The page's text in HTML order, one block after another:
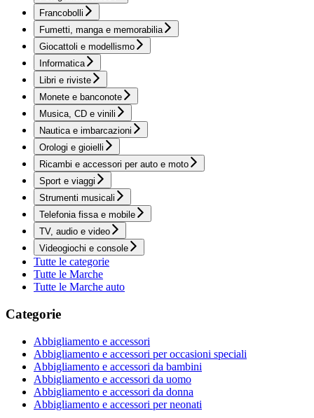
Francobolli
Fumetti, manga e memorabilia
Giocattoli e modellismo
Informatica
Libri e riviste
Monete e banconote
Musica, CD e vinili
Nautica e imbarcazioni
Orologi e gioielli
Ricambi e accessori per auto e moto
Sport e viaggi
Strumenti musicali
Telefonia fissa e mobile
TV, audio e video
Videogiochi e console
Tutte le categorie
Tutte le Marche
Tutte le Marche auto
Categorie
Abbigliamento e accessori
Abbigliamento e accessori per occasioni speciali
Abbigliamento e accessori da bambini
Abbigliamento e accessori da uomo
Abbigliamento e accessori da donna
Abbigliamento e accessori per neonati